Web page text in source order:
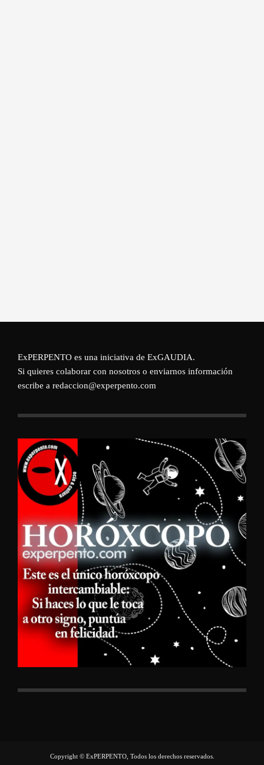
ExPERPENTO es una iniciativa de ExGAUDIA.
Si quieres colaborar con nosotros o enviarnos información
escribe a redaccion@experpento.com
Copyright © ExPERPENTO, Todos los derechos reservados.